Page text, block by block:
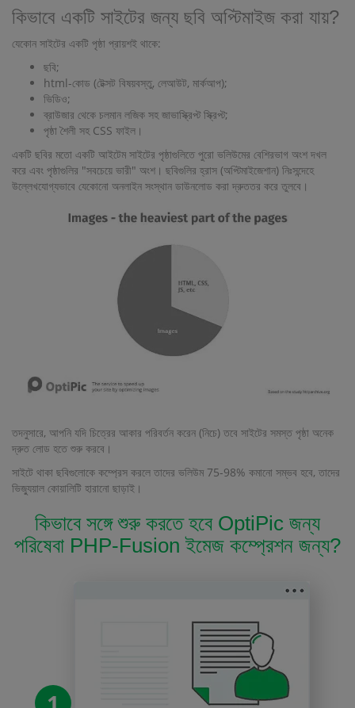
কিভাবে একটি সাইটের জন্য ছবি অপ্টিমাইজ করা যায়?
যেকোন সাইটের একটি পৃষ্ঠা প্রায়শই থাকে:
ছবি;
html-কোড (টেক্সট বিষয়বস্তু, লেআউট, মার্কআপ);
ভিডিও;
ব্রাউজার থেকে চলমান লজিক সহ জাভাস্ক্রিপ্ট স্ক্রিপ্ট;
পৃষ্ঠা শৈলী সহ CSS ফাইল।
একটি ছবির মতো একটি আইটেম সাইটের পৃষ্ঠাগুলিতে পুরো ভলিউমের বেশিরভাগ অংশ দখল
করে এবং পৃষ্ঠাগুলির "সবচেয়ে ভারী" অংশ। ছবিগুলির হ্রাস (অপ্টিমাইজেশান) নিঃসন্দেহে
উল্লেখযোগ্যভাবে যেকোনো অনলাইন সংস্থান ডাউনলোড করা দ্রুততর করে তুলবে।
তদনুসারে, আপনি যদি চিত্রের আকার পরিবর্তন করেন (নিচে) তবে সাইটের সমস্ত পৃষ্ঠা অনেক
দ্রুত লোড হতে শুরু করবে।
সাইটে থাকা ছবিগুলোকে কম্প্রেস করলে তাদের ভলিউম 75-98% কমানো সম্ভব হবে, তাদের
ভিজ্যুয়াল কোয়ালিটি হারানো ছাড়াই।
কিভাবে সঙ্গে শুরু করতে হবে OptiPic জন্য
পরিষেবা PHP-Fusion ইমেজ কম্প্রেশন জন্য?